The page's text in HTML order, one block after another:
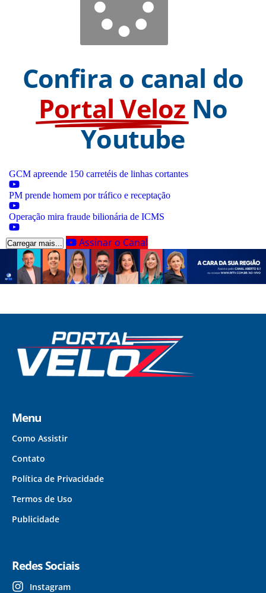
Confira o canal do
Portal Veloz No
Youtube
GCM apreende 150 carretéis de linhas cortantes
PM prende homem por tráfico e receptação
Operação mira fraude bilionária de ICMS
Carregar mais... Assinar o Canal
Menu
Como Assistir
Contato
Política de Privacidade
Termos de Uso
Publicidade
Redes Sociais
Instagram